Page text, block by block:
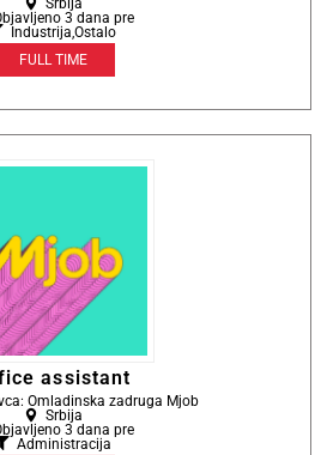
Srbija
3 dana pre
Industrija,Ostalo
FULL TIME
assistant
Omladinska zadruga Mjob
Srbija
3 dana pre
Administracija